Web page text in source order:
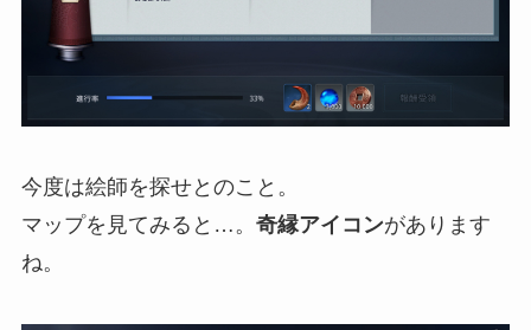
今度は絵師を探せとのこと。
マップを見てみると…。 奇縁アイコンがあります
ね。